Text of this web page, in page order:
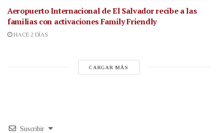
Aeropuerto Internacional de El Salvador recibe a las
familias con activaciones Family Friendly
HACE 2 DÍAS
CARGAR MÁS
Suscribir